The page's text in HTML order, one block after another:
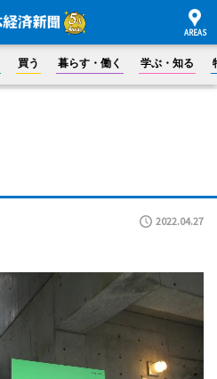
買う 暮らす・働く 学ぶ・知る
2022.04.27